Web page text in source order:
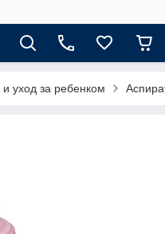
и уход за ребенком